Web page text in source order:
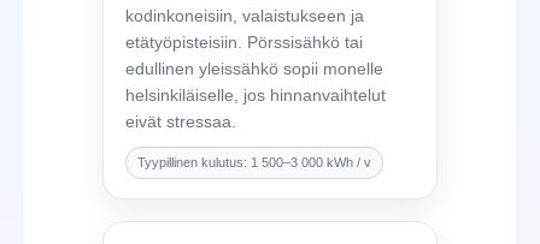
kodinkoneisiin, valaistukseen ja
etätyöpisteisiin. Pörssisähkö tai
edullinen yleissähkö sopii monelle
helsinkiläiselle, jos hinnanvaihtelut
eivät stressaa.
Tyypillinen kulutus: 1 500–3 000 kWh / v